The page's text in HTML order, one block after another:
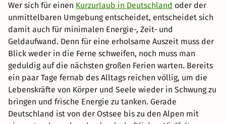
Wer sich für einen Kurzurlaub in Deutschland oder der
unmittelbaren Umgebung entscheidet, entscheidet sich
damit auch für minimalen Energie-, Zeit- und
Geldaufwand. Denn für eine erholsame Auszeit muss der
Blick weder in die Ferne schweifen, noch muss man
geduldig auf die nächsten großen Ferien warten. Bereits
ein paar Tage fernab des Alltags reichen völlig, um die
Lebenskräfte von Körper und Seele wieder in Schwung zu
bringen und frische Energie zu tanken. Gerade
Deutschland ist von der Ostsee bis zu den Alpen mit